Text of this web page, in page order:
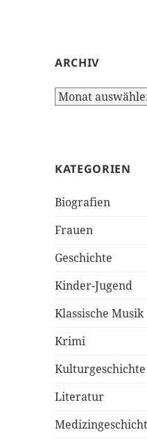
ARCHIV
Archiv
KATEGORIEN
Biografien
Frauen
Geschichte
Kinder-Jugend
Klassische Musik
Krimi
Kulturgeschichte
Literatur